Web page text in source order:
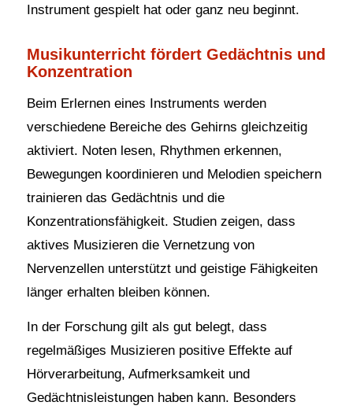
Instrument gespielt hat oder ganz neu beginnt.
Musikunterricht fördert Gedächtnis und
Konzentration
Beim Erlernen eines Instruments werden
verschiedene Bereiche des Gehirns gleichzeitig
aktiviert. Noten lesen, Rhythmen erkennen,
Bewegungen koordinieren und Melodien speichern
trainieren das Gedächtnis und die
Konzentrationsfähigkeit. Studien zeigen, dass
aktives Musizieren die Vernetzung von
Nervenzellen unterstützt und geistige Fähigkeiten
länger erhalten bleiben können.
In der Forschung gilt als gut belegt, dass
regelmäßiges Musizieren positive Effekte auf
Hörverarbeitung, Aufmerksamkeit und
Gedächtnisleistungen haben kann. Besonders